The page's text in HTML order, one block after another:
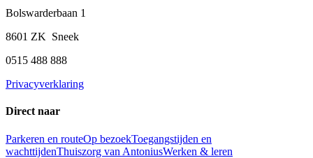
Bolswarderbaan 1
8601 ZK Sneek
0515 488 888
Privacyverklaring
Direct naar
Parkeren en routeOp bezoekToegangstijden en
wachttijdenThuiszorg van AntoniusWerken & leren